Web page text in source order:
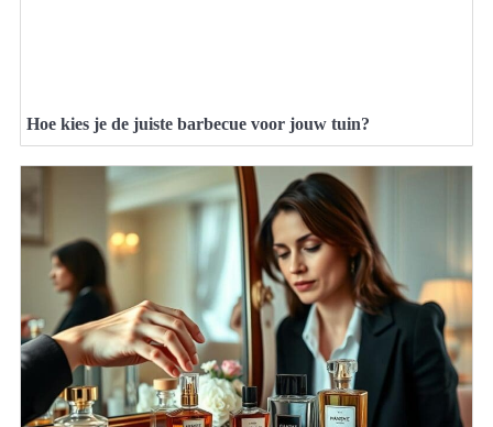
Hoe kies je de juiste barbecue voor jouw tuin?